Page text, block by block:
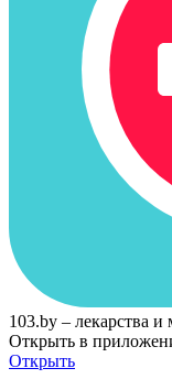
103.by – лекарства и
Открыть в
Открыть